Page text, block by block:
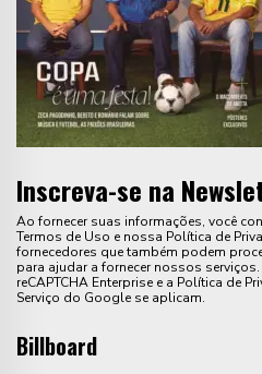
Inscreva-se na
Ao fornecer suas informações, você
Termos de Uso e nossa Política de
fornecedores que também podem
para ajudar a fornecer nossos
reCAPTCHA Enterprise e a Política de
Serviço do Google se aplicam.
Billboard